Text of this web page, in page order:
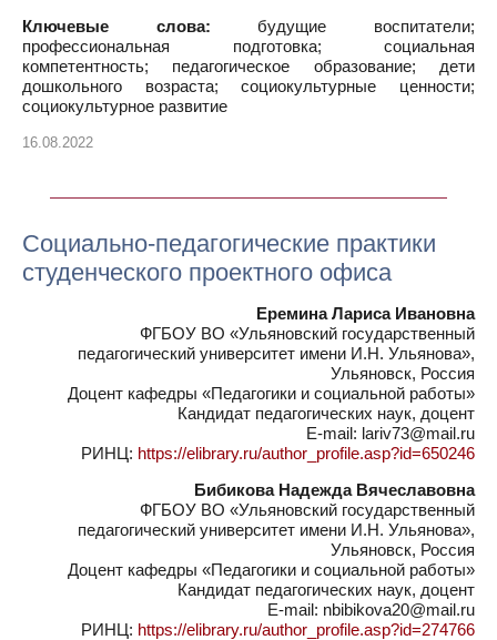
Ключевые слова: будущие воспитатели;
профессиональная подготовка; социальная
компетентность; педагогическое образование; дети
дошкольного возраста; социокультурные ценности;
социокультурное развитие
16.08.2022
Социально-педагогические практики
студенческого проектного офиса
Еремина Лариса Ивановна
ФГБОУ ВО «Ульяновский государственный
педагогический университет имени И.Н. Ульянова»,
Ульяновск, Россия
Доцент кафедры «Педагогики и социальной работы»
Кандидат педагогических наук, доцент
E-mail: lariv73@mail.ru
РИНЦ: https://elibrary.ru/author_profile.asp?id=650246
Бибикова Надежда Вячеславовна
ФГБОУ ВО «Ульяновский государственный
педагогический университет имени И.Н. Ульянова»,
Ульяновск, Россия
Доцент кафедры «Педагогики и социальной работы»
Кандидат педагогических наук, доцент
E-mail: nbibikova20@mail.ru
РИНЦ: https://elibrary.ru/author_profile.asp?id=274766